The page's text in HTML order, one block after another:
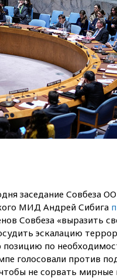
заседание Совбеза
МИД Андрей Сибига
Совбеза
эскалацию
по
голосовали против
не сорвать мирные